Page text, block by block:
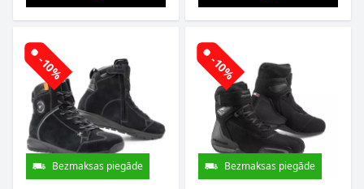
-10%
Bezmaksas piegāde
-10%
Bezmaksas piegāde